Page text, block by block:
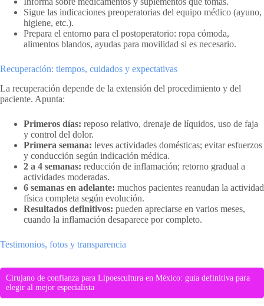
Sigue las indicaciones preoperatorias del equipo médico (ayuno,
higiene, etc.).
Prepara el entorno para el postoperatorio: ropa cómoda,
alimentos blandos, ayudas para movilidad si es necesario.
Recuperación: tiempos, cuidados y expectativas
La recuperación depende de la extensión del procedimiento y del
paciente. Apunta:
Primeros días: reposo relativo, drenaje de líquidos, uso de faja
y control del dolor.
Primera semana: leves actividades domésticas; evitar esfuerzos
y conducción según indicación médica.
2 a 4 semanas: reducción de inflamación; retorno gradual a
actividades moderadas.
6 semanas en adelante: muchos pacientes reanudan la actividad
física completa según evolución.
Resultados definitivos: pueden apreciarse en varios meses,
cuando la inflamación desaparece por completo.
Testimonios, fotos y transparencia
Cirujano de confianza para Lipoescultura en México: guía definitiva para
elegir al mejor especialista